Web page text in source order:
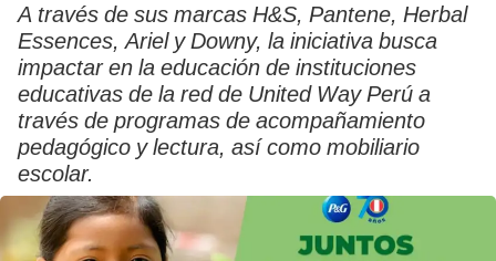
A través de sus marcas H&S, Pantene, Herbal
Essences, Ariel y Downy, la iniciativa busca
impactar en la educación de instituciones
educativas de la red de United Way Perú a
través de programas de acompañamiento
pedagógico y lectura, así como mobiliario
escolar.